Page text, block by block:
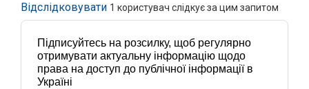
Відслідковувати 1 користувач слідкує за цим запитом
Підписуйтесь на розсилку, щоб регулярно
отримувати актуальну інформацію щодо
права на доступ до публічної інформації в
Україні